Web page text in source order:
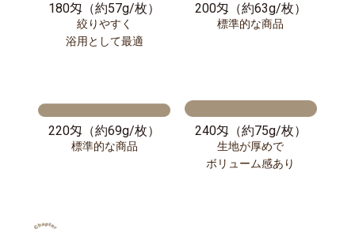
180匁（約57g/枚）
絞りやすく
浴用として最適
200匁（約63g/枚）
標準的な商品
220匁（約69g/枚）
標準的な商品
240匁（約75g/枚）
生地が厚めで
ボリューム感あり